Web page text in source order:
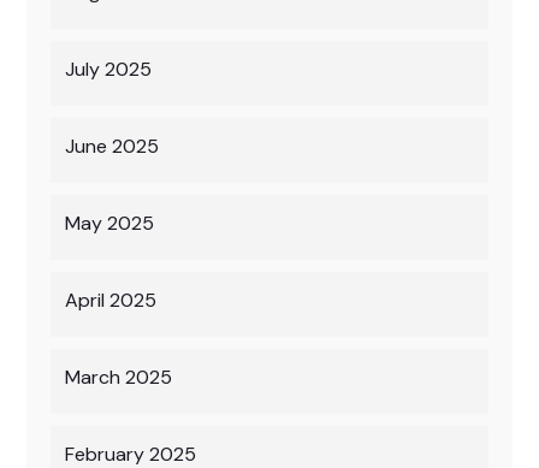
July 2025
June 2025
May 2025
April 2025
March 2025
February 2025